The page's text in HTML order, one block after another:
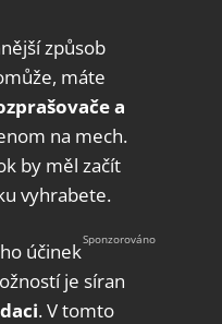
způsob
máte
a
na mech.
by měl začít
vyhrabete.
účinek
je síran
. V tomto